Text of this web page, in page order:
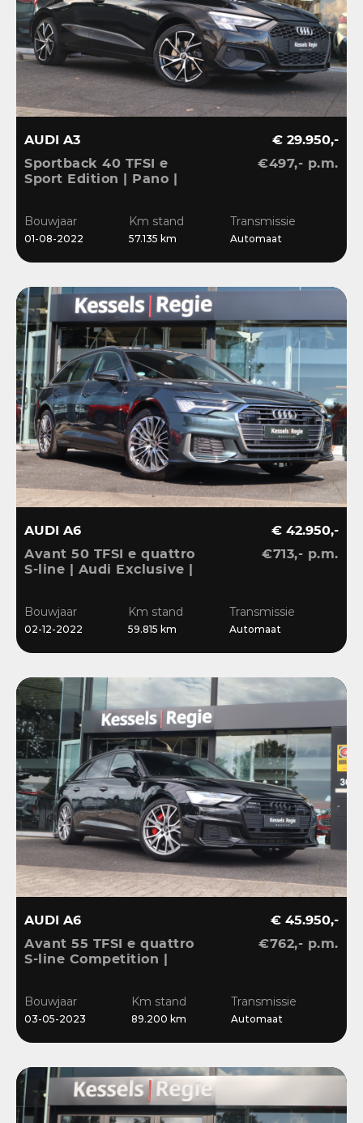
AUDI A3
Sportback 40 TFSI e
Sport Edition | Pano |
Stoelverwarming
€ 29.950,-
€497,- p.m.
Bouwjaar
01-08-2022
Km stand
57.135 km
Transmissie
Automaat
AUDI A6
Avant 50 TFSI e quattro
S-line | Audi Exclusive |
| Blis | CarPlay
€ 42.950,-
€713,- p.m.
Bouwjaar
02-12-2022
Km stand
59.815 km
Transmissie
Automaat
AUDI A6
Avant 55 TFSI e quattro
S-line Competition |
Ambient | Matrix | ACC |
Blis | Keyless
€ 45.950,-
€762,- p.m.
Bouwjaar
03-05-2023
Km stand
89.200 km
Transmissie
Automaat